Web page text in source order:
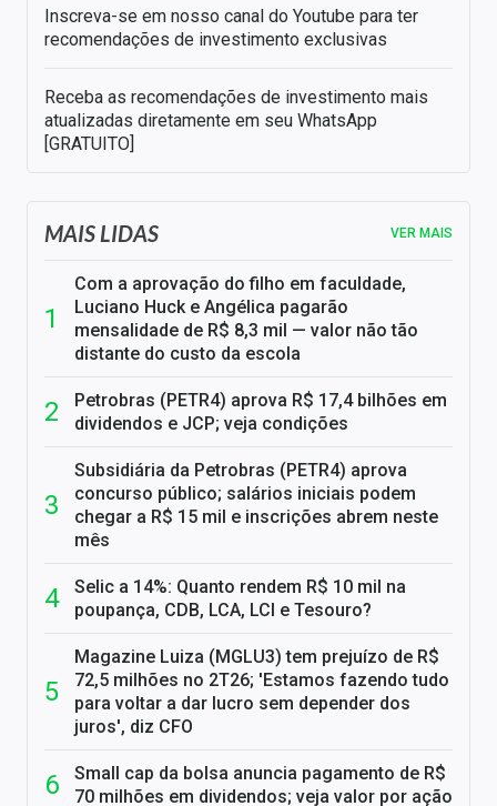
Inscreva-se em nosso canal do Youtube para ter
recomendações de investimento exclusivas
Receba as recomendações de investimento mais
atualizadas diretamente em seu WhatsApp
[GRATUITO]
MAIS LIDAS VER MAIS
Com a aprovação do filho em faculdade,
Luciano Huck e Angélica pagarão
mensalidade de R$ 8,3 mil — valor não tão
distante do custo da escola
Petrobras (PETR4) aprova R$ 17,4 bilhões em
dividendos e JCP; veja condições
Subsidiária da Petrobras (PETR4) aprova
concurso público; salários iniciais podem
chegar a R$ 15 mil e inscrições abrem neste
mês
Selic a 14%: Quanto rendem R$ 10 mil na
poupança, CDB, LCA, LCI e Tesouro?
Magazine Luiza (MGLU3) tem prejuízo de R$
72,5 milhões no 2T26; 'Estamos fazendo tudo
para voltar a dar lucro sem depender dos
juros', diz CFO
Small cap da bolsa anuncia pagamento de R$
70 milhões em dividendos; veja valor por ação